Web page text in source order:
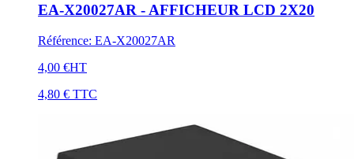
EA-X20027AR - AFFICHEUR LCD 2X20
Référence: EA-X20027AR
4,00 €HT
4,80 € TTC